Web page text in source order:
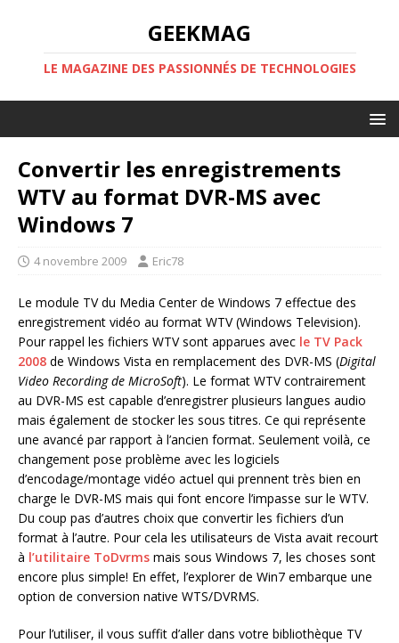
GEEKMAG
LE MAGAZINE DES PASSIONNÉS DE TECHNOLOGIES
Convertir les enregistrements
WTV au format DVR-MS avec
Windows 7
4 novembre 2009 Eric78
Le module TV du Media Center de Windows 7 effectue des
enregistrement vidéo au format WTV (Windows Television).
Pour rappel les fichiers WTV sont apparues avec le TV Pack
2008 de Windows Vista en remplacement des DVR-MS (Digital
Video Recording de MicroSoft). Le format WTV contrairement
au DVR-MS est capable d’enregistrer plusieurs langues audio
mais également de stocker les sous titres. Ce qui représente
une avancé par rapport à l’ancien format. Seulement voilà, ce
changement pose problème avec les logiciels
d’encodage/montage vidéo actuel qui prennent très bien en
charge le DVR-MS mais qui font encore l’impasse sur le WTV.
Du coup pas d’autres choix que convertir les fichiers d’un
format à l’autre. Pour cela les utilisateurs de Vista avait recourt
à l’utilitaire ToDvrms mais sous Windows 7, les choses sont
encore plus simple! En effet, l’explorer de Win7 embarque une
option de conversion native WTS/DVRMS.
Pour l’utiliser, il vous suffit d’aller dans votre bibliothèque TV